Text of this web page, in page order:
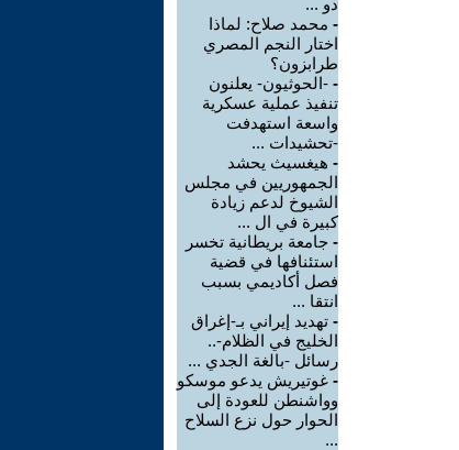
دو ...
- محمد صلاح: لماذا
اختار النجم المصري
طرابزون؟
- -الحوثيون- يعلنون
تنفيذ عملية عسكرية
واسعة استهدفت
-تحشيدات ...
- هيغسيث يحشد
الجمهوريين في مجلس
الشيوخ لدعم زيادة
كبيرة في ال ...
- جامعة بريطانية تخسر
استئنافها في قضية
فصل أكاديمي بسبب
انتقا ...
- تهديد إيراني بـ-إغراق
الخليج في الظلام-..
رسائل -بالغة الجدي ...
- غوتيريش يدعو موسكو
وواشنطن للعودة إلى
الحوار حول نزع السلاح
...